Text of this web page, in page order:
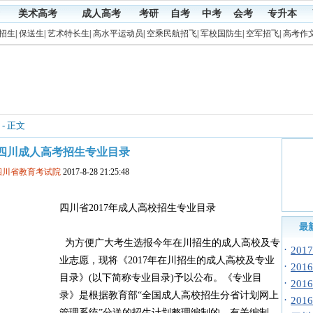
美术高考 成人高考 考研 自考 中考 会考 专升本
生 保送生 艺术特长生 高水平运动员 空乘民航招飞| 军校国防生 空军招飞| 高考作
- 正文
川成人高考招生专业目录
川省教育考试院 2017-8-28 21:25:48
四川省2017年成人高校招生专业目录
为方便广大考生选报今年在川招生的成人高校及专
业志愿，现将《2017年在川招生的成人高校及专业
目录》(以下简称专业目录)予以公布。《专业目
录》是根据教育部“全国成人高校招生分省计划网上
最
·
·
·
·